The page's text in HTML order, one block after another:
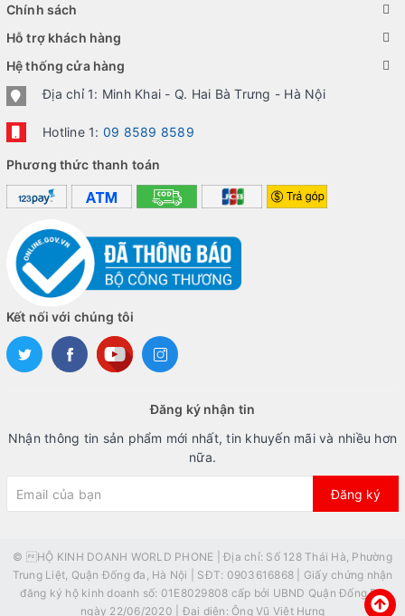
Chính sách
Hỗ trợ khách hàng
Hệ thống cửa hàng
Địa chỉ 1: Minh Khai - Q. Hai Bà Trưng - Hà Nội
Hotline 1: 09 8589 8589
Phương thức thanh toán
Kết nối với chúng tôi
Đăng ký nhận tin
Nhận thông tin sản phẩm mới nhất, tin khuyến mãi và nhiều hơn
nữa.
Đăng ký
© HỘ KINH DOANH WORLD PHONE | Địa chỉ: Số 128 Thái Hà, Phường
Trung Liệt, Quận Đống đa, Hà Nội | SĐT: 0903616868 | Giấy chứng nhận
đăng ký hộ kinh doanh số: 01E8029808 cấp bởi UBND Quận Đống Đa
ngày 22/06/2020 | Đại diện: Ông Vũ Việt Hưng